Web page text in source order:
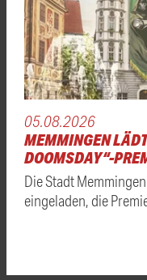
05.08.2026
MEMMINGEN
DOOMSDAY“-
Die Stadt
eingeladen, die